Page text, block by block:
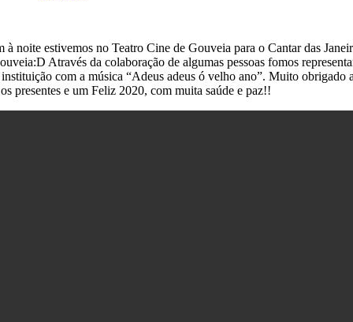
à noite estivemos no Teatro Cine de Gouveia para o Cantar das
Através da colaboração de algumas pessoas fomos
instituição com a música “Adeus adeus ó velho ano”. Muito obrigado
presentes e um Feliz 2020, com muita saúde e paz!!